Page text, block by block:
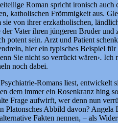
Roman spricht ironisch
katholischen Frömmigkeit aus.
von ihrer erzkatholischen,
Vater ihren jüngeren Bruder
potent sein. Arzt und Patient
hier ein typisches Beispiel
Sie nicht so verrückt wären›.
noch dabei.
Romans liest,
dem immer ein Rosenkranz
Frage aufwirft, wer denn nun
Abbild davon?
Fakten nennen, – als